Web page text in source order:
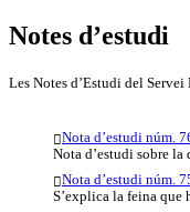
Notes d’estudi
Les Notes d’Estudi del
Nota d’estudi núm.
Nota d’estudi sobre
Nota d’estudi núm.
S’explica la feina que